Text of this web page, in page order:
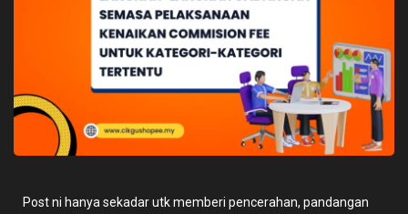
Post ni hanya sekadar utk memberi pencerahan, pandangan